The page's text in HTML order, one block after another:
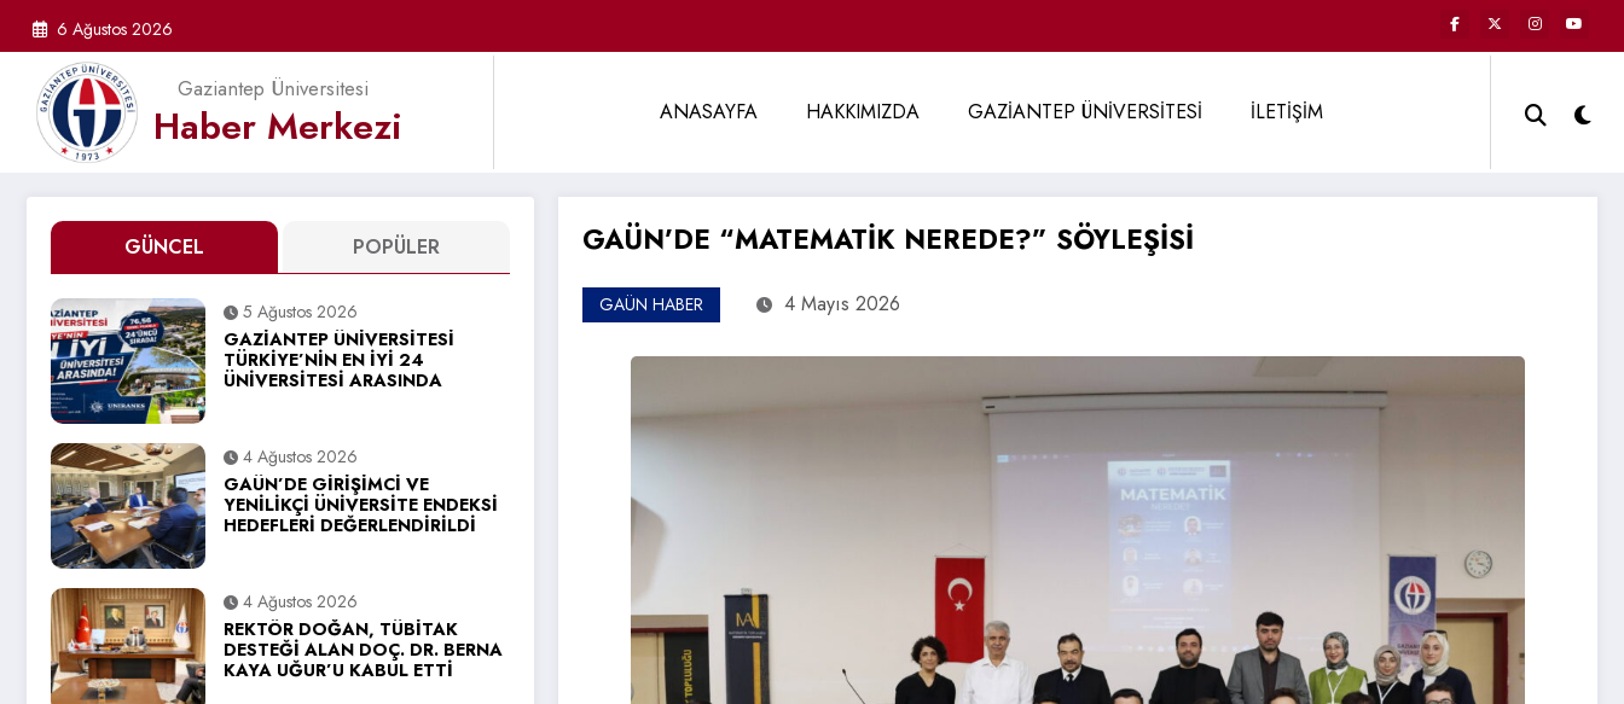
6 Ağustos 2026
Gaziantep Üniversitesi
Haber Merkezi ANASAYFA HAKKIMIZDA GAZİANTEP ÜNİVERSİTESİ İLETİŞİM
GÜNCEL POPÜLER
5 Ağustos 2026
GAZİANTEP ÜNİVERSİTESİ
TÜRKİYE’NİN EN İYİ 24
ÜNİVERSİTESİ ARASINDA
4 Ağustos 2026
GAÜN’DE GİRİŞİMCİ VE
YENİLİKÇİ ÜNİVERSİTE ENDEKSİ
HEDEFLERİ DEĞERLENDİRİLDİ
4 Ağustos 2026
REKTÖR DOĞAN, TÜBİTAK
DESTEĞİ ALAN DOÇ. DR. BERNA
KAYA UĞUR’U KABUL ETTİ
GAÜN’DE “MATEMATİK NEREDE?” SÖYLEŞİSİ
GAÜN HABER 4 Mayıs 2026